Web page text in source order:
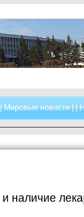
Мировые новости| |
наличие